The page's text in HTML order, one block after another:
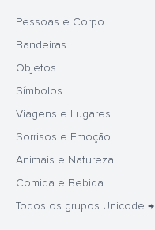
Pessoas e Corpo
Bandeiras
Objetos
Símbolos
Viagens e Lugares
Sorrisos e Emoção
Animais e Natureza
Comida e Bebida
Todos os grupos Unicode →